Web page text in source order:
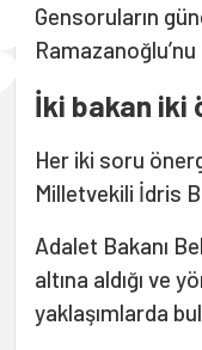
Gensoruların
İki bakan iki
Her iki soru
Milletvekili İdris
Adalet Bakanı
altına aldığı ve
yaklaşımlarda